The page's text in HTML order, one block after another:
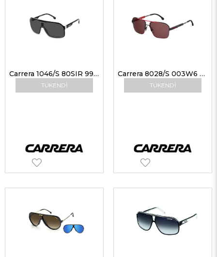
TÜKENDI
Carrera 1046/S 80SIR 99 Güneş Gözlüğü
TÜKENDI
Carrera 8028/S 003W6 59 Güneş Gözlüğü